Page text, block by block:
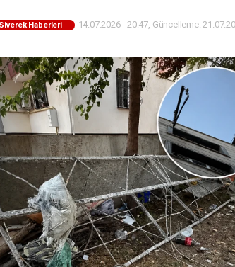
Siverek Haberleri 14.07.2026 - 20:47, Güncelleme: